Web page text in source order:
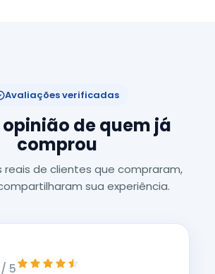
Avaliações verificadas
de quem já
comprou
de clientes que compraram,
sua experiência.
/ 5